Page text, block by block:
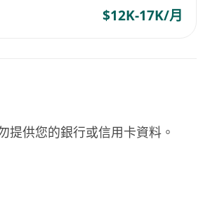
$12K-17K/月
提供您的銀行或信用卡資料。